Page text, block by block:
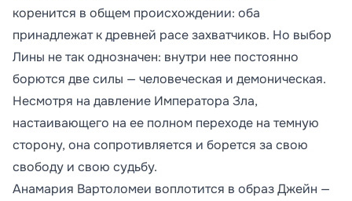
коренится в общем происхождении: оба
принадлежат к древней расе захватчиков. Но выбор
Лины не так однозначен: внутри нее постоянно
борются две силы — человеческая и демоническая.
Несмотря на давление Императора Зла,
настаивающего на ее полном переходе на темную
сторону, она сопротивляется и борется за свою
свободу и свою судьбу.
Анамария Вартоломеи воплотится в образ Джейн —